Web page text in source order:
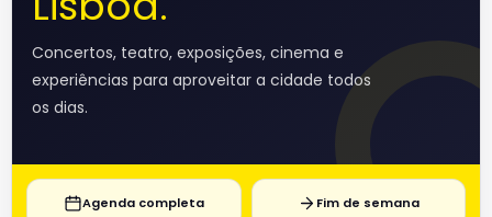
Concertos, teatro, exposições, cinema e
experiências para aproveitar a cidade todos
os dias.
Agenda completa Fim de semana